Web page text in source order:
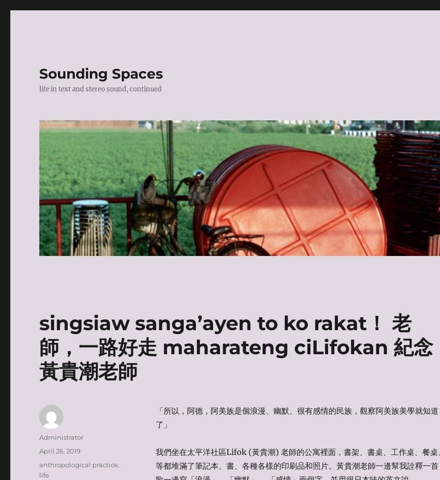
Sounding Spaces
life in text and stereo sound, continued
singsiaw sanga’ayen to ko rakat！ 老
師，一路好走 maharateng ciLifokan 紀念
黃貴潮老師
「所以，阿德，阿美族是個浪漫、幽默、很有感情的民族，觀察阿美族美學就知道
了」
我們坐在太平洋社區Lifok (黃貴潮) 老師的公寓裡面，書架、書桌、工作桌、餐桌
等都堆滿了筆記本、書、各種各樣的印刷品和照片。黃貴潮老師一邊幫我詮釋一首
Author
Administrator
Posted
April 26, 2019
Categories
anthropological practice,
life